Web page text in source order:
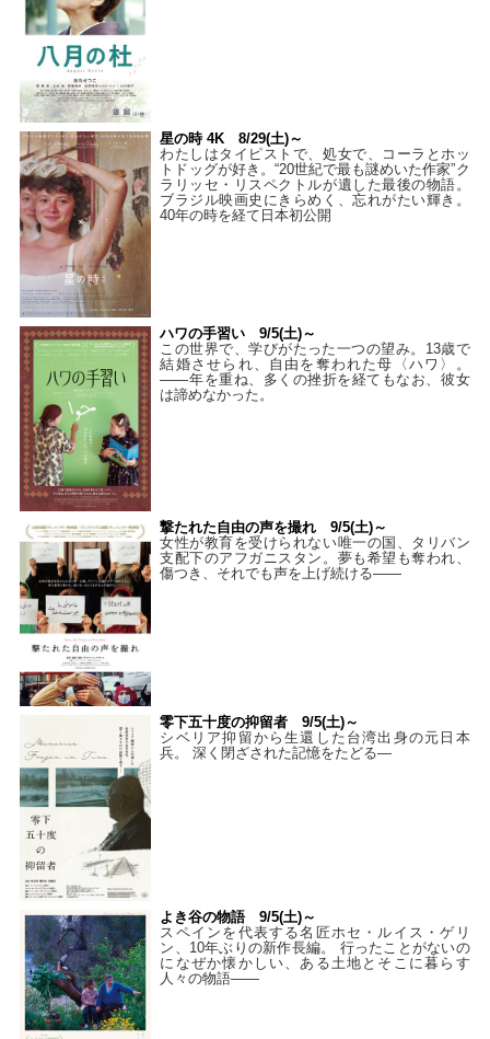
星の時 4K 8/29(土)～
わたしはタイピストで、処⼥で、コーラとホッ
トドッグが好き。“20世紀で最も謎めいた作家”ク
ラリッセ・リスペクトルが遺した最後の物語。
ブラジル映画史にきらめく、忘れがたい輝き。
40年の時を経て⽇本初公開
ハワの手習い 9/5(土)～
この世界で、学びがたった一つの望み。13歳で
結婚させられ、自由を奪われた母〈ハワ〉。
——年を重ね、多くの挫折を経てもなお、彼女
は諦めなかった。
撃たれた自由の声を撮れ 9/5(土)～
女性が教育を受けられない唯一の国、タリバン
支配下のアフガニスタン。夢も希望も奪われ、
傷つき、それでも声を上げ続ける——
零下五十度の抑留者 9/5(土)～
シベリア抑留から生還した台湾出身の元日本
兵。 深く閉ざされた記憶をたどる—
よき谷の物語 9/5(土)～
スペインを代表する名匠ホセ・ルイス・ゲリ
ン、10年ぶりの新作長編。 行ったことがないの
になぜか懐かしい、ある土地とそこに暮らす
人々の物語――